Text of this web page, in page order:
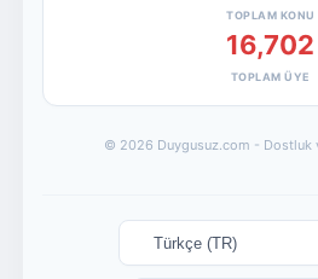
TOPLAM KONU
16,702
TOPLAM ÜYE
© 2026 Duygusuz.com - Dostluk